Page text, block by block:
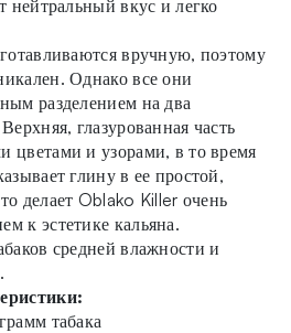
нейтральный вкус и легко
вручную, поэтому
Однако все они
разделением на два
глазурованная часть
цветами и узорами, в то время
глину в ее простой,
делает Oblako Killer очень
к эстетике кальяна.
средней влажности и
табака